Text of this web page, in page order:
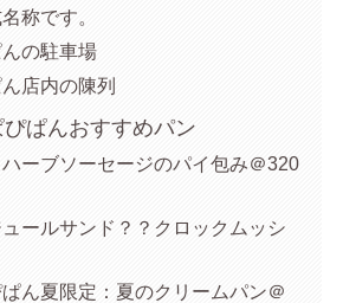
称です。
の駐車場
店内の陳列
ぱんおすすめパン
ーブソーセージのパイ包み＠320
ールサンド？？クロックムッシ
ん夏限定：夏のクリームパン＠